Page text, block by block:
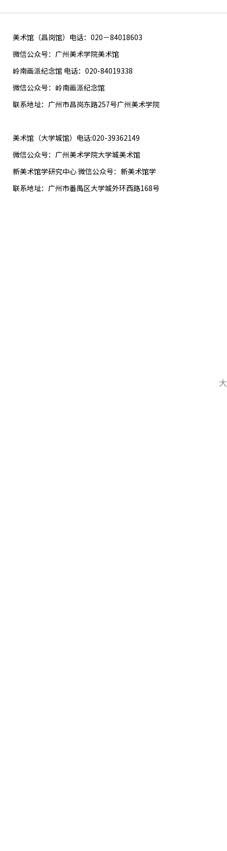
美术馆（昌岗馆）电话：020－84018603
微信公众号：广州美术学院美术馆
岭南画派纪念馆 电话：020-84019338
微信公众号：岭南画派纪念馆
联系地址：广州市昌岗东路257号广州美术学院
美术馆（大学城馆）电话:020-39362149
微信公众号：广州美术学院大学城美术馆
新美术馆学研究中心 微信公众号：新美术馆学
联系地址：广州市番禺区大学城外环西路168号